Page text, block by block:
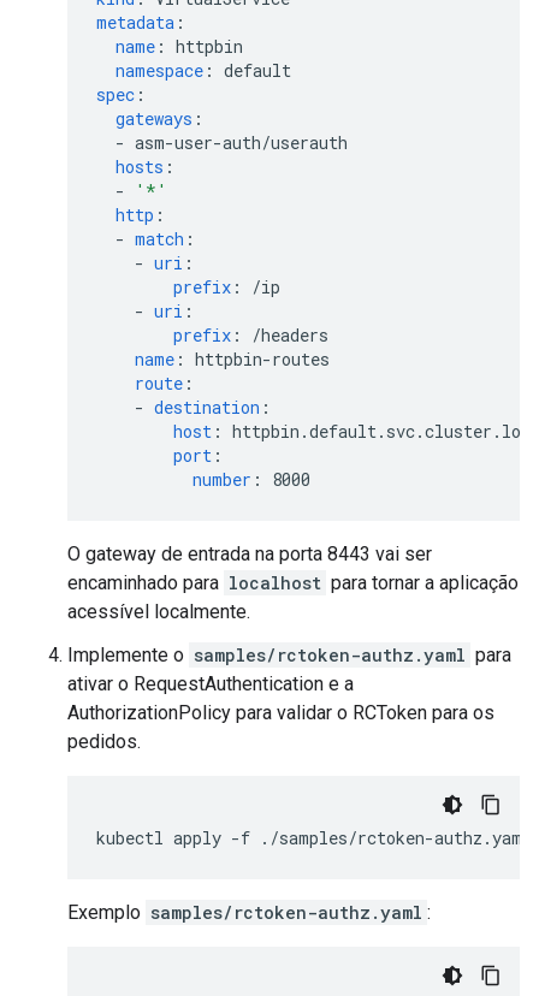
metadata :
name : httpbin
namespace : default
spec :
gateways :
- asm-user-auth/userauth
hosts :
-
'*'
http :
- match :
- uri :
prefix :
/ip
- uri :
prefix :
/headers
name : httpbin-routes
route :
- destination :
host :
port :
number : 8000
O gateway de entrada na porta 8443 vai ser
encaminhado para localhost para tornar a aplicação
acessível localmente.
Implemente o samples/rctoken-authz.yaml para
ativar o RequestAuthentication e a
AuthorizationPolicy para validar o RCToken para os
pedidos.
kubectl apply -f ./samples/rctoken-authz.yaml
Exemplo samples/rctoken-authz.yaml :